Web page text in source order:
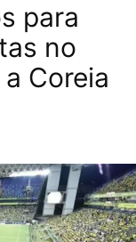
para
no
Coreia